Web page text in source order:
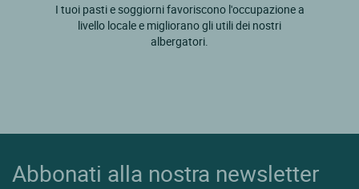
I tuoi pasti e soggiorni favoriscono l'occupazione a
livello locale e migliorano gli utili dei nostri
albergatori.
Abbonati alla nostra newsletter